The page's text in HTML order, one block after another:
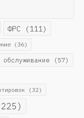
ФРС (111)
(36)
обслуживание (57)
(32)